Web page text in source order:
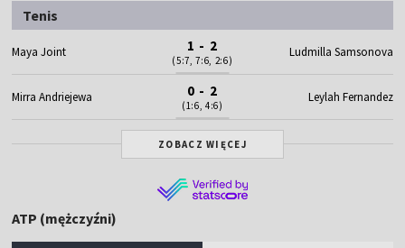
Tenis
Maya Joint 1 - 2
(5:7, 7:6, 2:6)
Ludmilla Samsonova
Mirra Andriejewa 0 - 2
(1:6, 4:6)
Leylah Fernandez
ZOBACZ WIĘCEJ
ATP (mężczyźni)